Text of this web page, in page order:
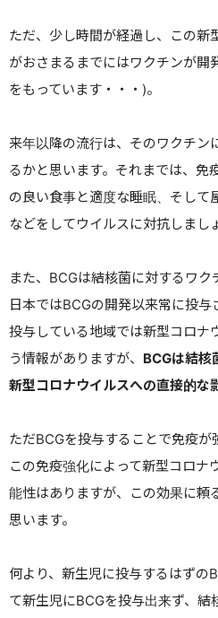
ただ、少し時間が経過し、この新
がおさまるまでにはワクチンが開
をもっています・・・ )。
来年以降の流行は、そのワクチン
るかと思います。それまでは、免
の良い食事と適度な睡眠、そして
などをしてウイルスに対抗しまし
また、 BCGは結核菌に対するワク
日本ではBCGの開発以来常に投与
投与している地域では新型コロナ
う情報がありますが、 BCGは結核
新型コロナウイルスへの直接的な
ただBCGを投与することで免疫が
この免疫強化によって新型コロナ
能性はありますが、この効果に頼
思います。
何より、新生児に投与するはずの
て新生児にBCGを投与出来ず、結